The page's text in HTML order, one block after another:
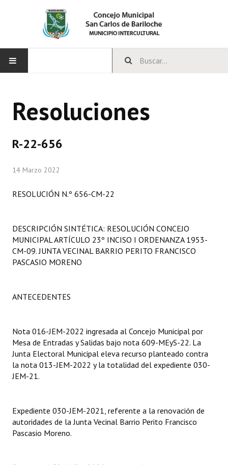
CONCEJO
Comisiones Especiales
Programas
LEGISLACIÓN
Carta Orgánica 2007
Reglamento Interno
Digesto
DOCUMENTOS
Informes de Gestión
Resoluciones
R-22-656
14 Marzo 2022
RESOLUCIÓN N.º 656-CM-22
DESCRIPCIÓN SINTÉTICA: RESOLUCIÓN CONCEJO
MUNICIPAL ARTÍCULO 23º INCISO I ORDENANZA 1953-
CM-09. JUNTA VECINAL BARRIO PERITO FRANCISCO
PASCASIO MORENO
ANTECEDENTES
Nota 016-JEM-2022 ingresada al Concejo Municipal por
Mesa de Entradas y Salidas bajo nota 609-MEyS-22. La
Junta Electoral Municipal eleva recurso planteado contra
la nota 013-JEM-2022 y la totalidad del expediente 030-
JEM-21.
Expediente 030-JEM-2021, referente a la renovación de
autoridades de la Junta Vecinal Barrio Perito Francisco
Pascasio Moreno.